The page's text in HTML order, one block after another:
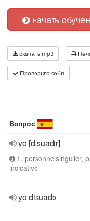
начать
скачать mp3
Проверьте себя
Вопрос
yo [disuadir]
1. personne singulier,
indicativo
yo disuado